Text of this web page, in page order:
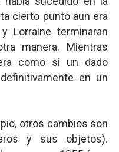
cierto punto aun era
Lorraine terminaran
manera. Mientras
como si un dado
en un
otros cambios son
y sus objetos).